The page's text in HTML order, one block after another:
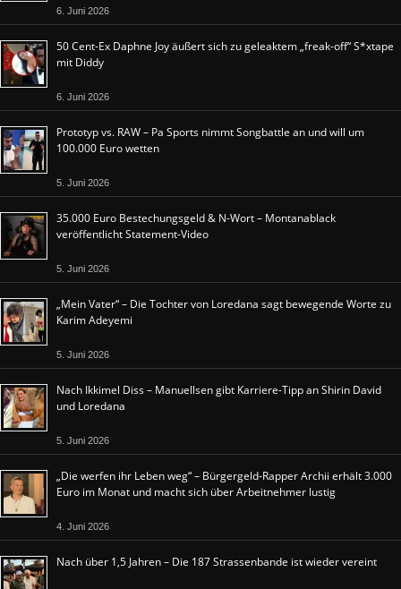
6. Juni 2026
50 Cent-Ex Daphne Joy äußert sich zu geleaktem „freak-off“ S*xtape
mit Diddy
6. Juni 2026
Prototyp vs. RAW – Pa Sports nimmt Songbattle an und will um
100.000 Euro wetten
5. Juni 2026
35.000 Euro Bestechungsgeld & N-Wort – Montanablack
veröffentlicht Statement-Video
5. Juni 2026
„Mein Vater“ – Die Tochter von Loredana sagt bewegende Worte zu
Karim Adeyemi
5. Juni 2026
Nach Ikkimel Diss – Manuellsen gibt Karriere-Tipp an Shirin David
und Loredana
5. Juni 2026
„Die werfen ihr Leben weg“ – Bürgergeld-Rapper Archii erhält 3.000
Euro im Monat und macht sich über Arbeitnehmer lustig
4. Juni 2026
Nach über 1,5 Jahren – Die 187 Strassenbande ist wieder vereint